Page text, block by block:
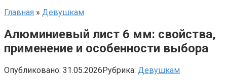
Главная » Девушкам
Алюминиевый лист 6 мм: свойства,
применение и особенности выбора
Опубликовано: 31.05.2026Рубрика: Девушкам